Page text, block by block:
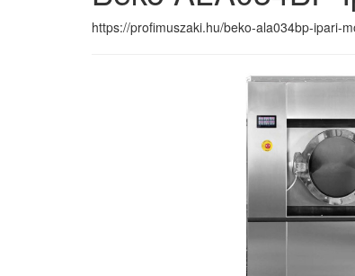
https://profimuszaki.hu/beko-ala034bp-ipari-